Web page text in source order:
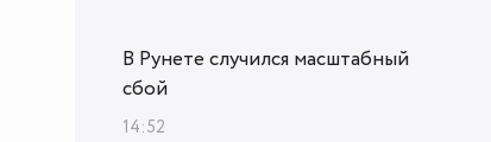
В Рунете случился масштабный
сбой
14:52